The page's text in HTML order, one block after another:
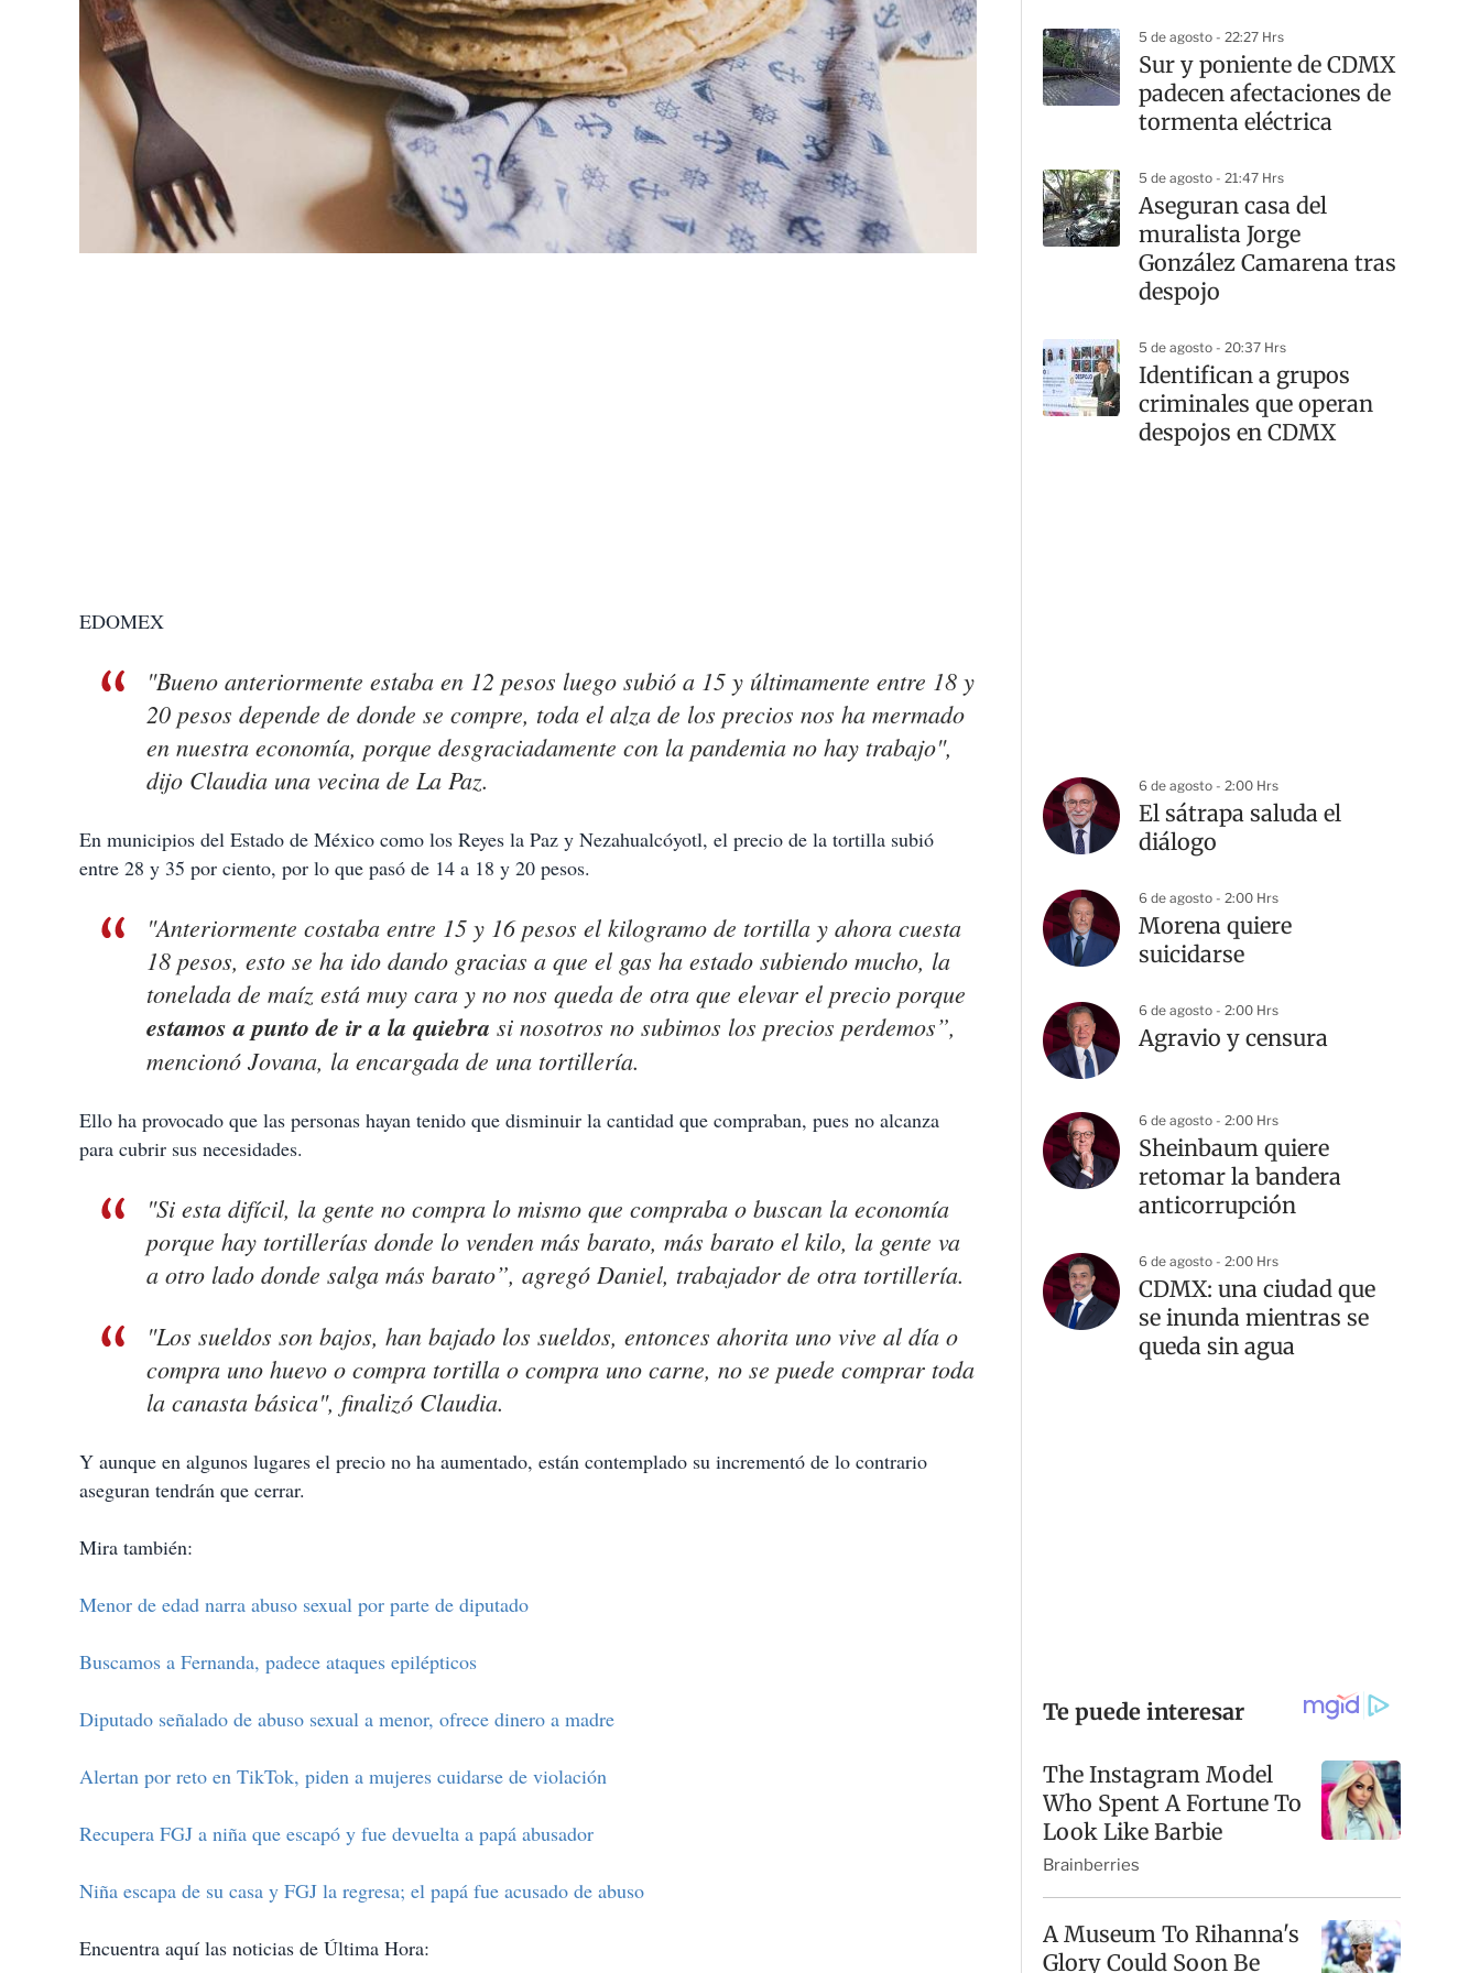
EDOMEX
"Bueno anteriormente estaba en 12 pesos luego subió a 15 y últimamente entre 18 y
20 pesos depende de donde se compre, toda el alza de los precios nos ha mermado
en nuestra economía, porque desgraciadamente con la pandemia no hay trabajo",
dijo Claudia una vecina de La Paz.
En municipios del Estado de México como los Reyes la Paz y Nezahualcóyotl, el precio de la tortilla subió
entre 28 y 35 por ciento, por lo que pasó de 14 a 18 y 20 pesos.
"Anteriormente costaba entre 15 y 16 pesos el kilogramo de tortilla y ahora cuesta
18 pesos, esto se ha ido dando gracias a que el gas ha estado subiendo mucho, la
tonelada de maíz está muy cara y no nos queda de otra que elevar el precio porque
estamos a punto de ir a la quiebra si nosotros no subimos los precios perdemos”,
mencionó Jovana, la encargada de una tortillería.
Ello ha provocado que las personas hayan tenido que disminuir la cantidad que compraban, pues no alcanza
para cubrir sus necesidades.
"Si esta difícil, la gente no compra lo mismo que compraba o buscan la economía
porque hay tortillerías donde lo venden más barato, más barato el kilo, la gente va
a otro lado donde salga más barato”, agregó Daniel, trabajador de otra tortillería.
"Los sueldos son bajos, han bajado los sueldos, entonces ahorita uno vive al día o
compra uno huevo o compra tortilla o compra uno carne, no se puede comprar toda
la canasta básica", finalizó Claudia.
Y aunque en algunos lugares el precio no ha aumentado, están contemplado su incrementó de lo contrario
aseguran tendrán que cerrar.
Mira también:
Menor de edad narra abuso sexual por parte de diputado
Buscamos a Fernanda, padece ataques epilépticos
Diputado señalado de abuso sexual a menor, ofrece dinero a madre
Alertan por reto en TikTok, piden a mujeres cuidarse de violación
Recupera FGJ a niña que escapó y fue devuelta a papá abusador
Niña escapa de su casa y FGJ la regresa; el papá fue acusado de abuso
Encuentra aquí las noticias de Última Hora:
5 de agosto - 22:27 Hrs
Sur y poniente de CDMX
padecen afectaciones de
tormenta eléctrica
5 de agosto - 21:47 Hrs
Aseguran casa del
muralista Jorge
González Camarena tras
despojo
5 de agosto - 20:37 Hrs
Identifican a grupos
criminales que operan
despojos en CDMX
6 de agosto - 2:00 Hrs
El sátrapa saluda el
diálogo
6 de agosto - 2:00 Hrs
Morena quiere
suicidarse
6 de agosto - 2:00 Hrs
Agravio y censura
6 de agosto - 2:00 Hrs
Sheinbaum quiere
retomar la bandera
anticorrupción
6 de agosto - 2:00 Hrs
CDMX: una ciudad que
se inunda mientras se
queda sin agua